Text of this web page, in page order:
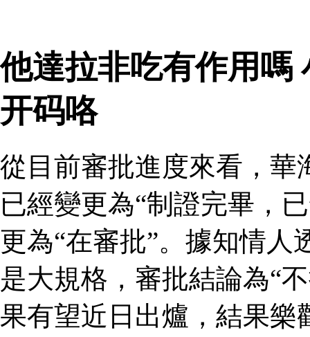
他達拉非吃有作用嗎
开码咯
從目前審批進度來看，華
已經變更為“制證完畢，
更為“在審批”。據知情
是大規格，審批結論為“
果有望近日出爐，結果樂